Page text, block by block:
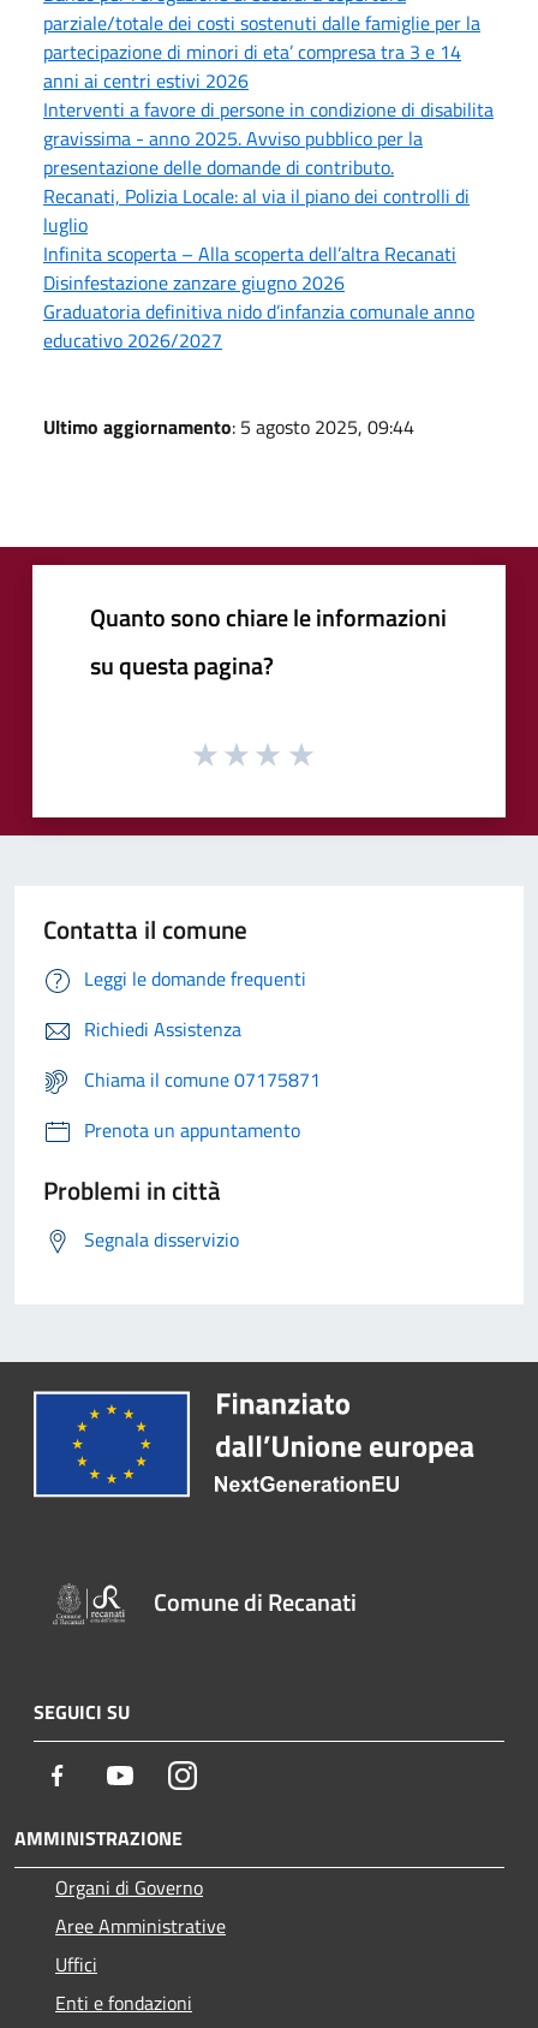
parziale/totale dei costi sostenuti dalle famiglie per la
partecipazione di minori di eta’ compresa tra 3 e 14
anni ai centri estivi 2026
Interventi a favore di persone in condizione di disabilita
gravissima - anno 2025. Avviso pubblico per la
presentazione delle domande di contributo.
Recanati, Polizia Locale: al via il piano dei controlli di
luglio
Infinita scoperta – Alla scoperta dell’altra Recanati
Disinfestazione zanzare giugno 2026
Graduatoria definitiva nido d’infanzia comunale anno
educativo 2026/2027
Ultimo aggiornamento: 5 agosto 2025, 09:44
Quanto sono chiare le informazioni
su questa pagina?
Contatta il comune
Leggi le domande frequenti
Richiedi Assistenza
Chiama il comune 07175871
Prenota un appuntamento
Problemi in città
Segnala disservizio
Comune di Recanati
SEGUICI SU
Facebook YoutubeInstagram
AMMINISTRAZIONE
Organi di Governo
Aree Amministrative
Uffici
Enti e fondazioni